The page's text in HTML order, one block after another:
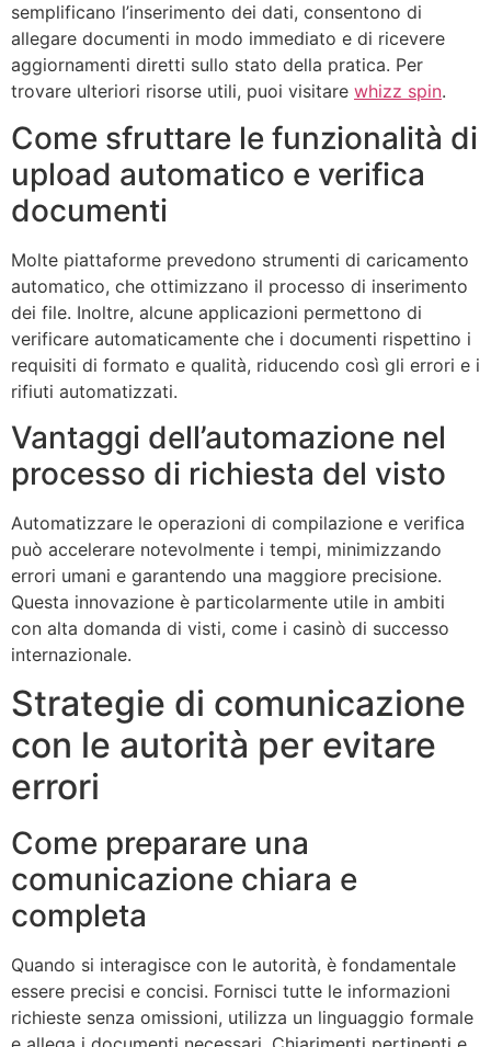
semplificano l’inserimento dei dati, consentono di
allegare documenti in modo immediato e di ricevere
aggiornamenti diretti sullo stato della pratica. Per
trovare ulteriori risorse utili, puoi visitare whizz spin.
Come sfruttare le funzionalità di
upload automatico e verifica
documenti
Molte piattaforme prevedono strumenti di caricamento
automatico, che ottimizzano il processo di inserimento
dei file. Inoltre, alcune applicazioni permettono di
verificare automaticamente che i documenti rispettino i
requisiti di formato e qualità, riducendo così gli errori e i
rifiuti automatizzati.
Vantaggi dell’automazione nel
processo di richiesta del visto
Automatizzare le operazioni di compilazione e verifica
può accelerare notevolmente i tempi, minimizzando
errori umani e garantendo una maggiore precisione.
Questa innovazione è particolarmente utile in ambiti
con alta domanda di visti, come i casinò di successo
internazionale.
Strategie di comunicazione
con le autorità per evitare
errori
Come preparare una
comunicazione chiara e
completa
Quando si interagisce con le autorità, è fondamentale
essere precisi e concisi. Fornisci tutte le informazioni
richieste senza omissioni, utilizza un linguaggio formale